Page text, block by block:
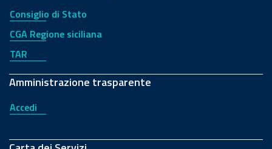
Consiglio di Stato
CGA Regione siciliana
TAR
Amministrazione trasparente
Accedi